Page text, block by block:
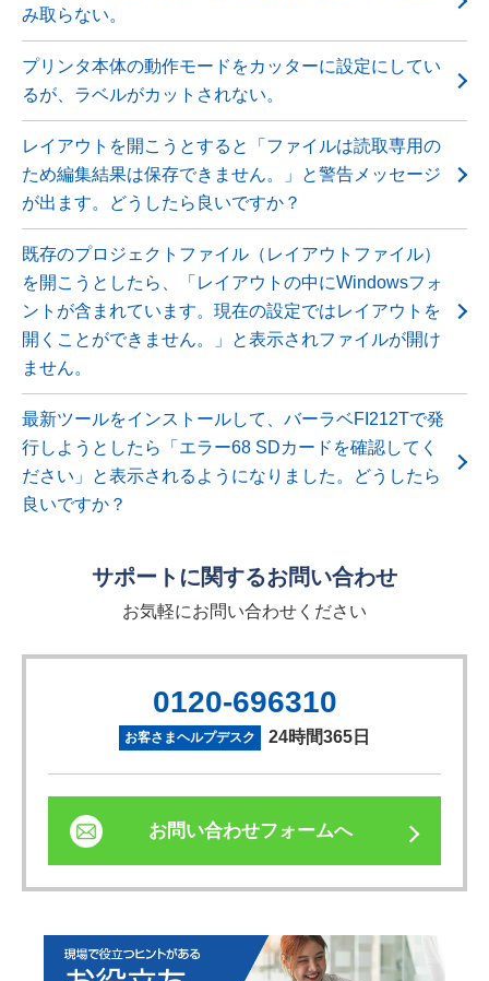
み取らない。
プリンタ本体の動作モードをカッターに設定にしてい
るが、ラベルがカットされない。
レイアウトを開こうとすると「ファイルは読取専用の
ため編集結果は保存できません。」と警告メッセージ
が出ます。どうしたら良いですか？
既存のプロジェクトファイル（レイアウトファイル）
を開こうとしたら、「レイアウトの中にWindowsフォ
ントが含まれています。現在の設定ではレイアウトを
開くことができません。」と表示されファイルが開け
ません。
最新ツールをインストールして、バーラベFI212Tで発
行しようとしたら「エラー68 SDカードを確認してく
ださい」と表示されるようになりました。どうしたら
良いですか？
サポートに関するお問い合わせ
お気軽にお問い合わせください
0120-696310
お客さまヘルプデスク 24時間365日
お問い合わせフォームへ